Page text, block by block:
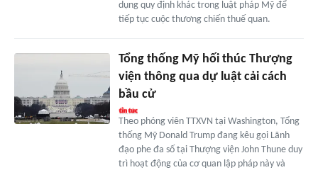
dụng quy định khác trong luật pháp Mỹ để
tiếp tục cuộc thương chiến thuế quan.
Tổng thống Mỹ hối thúc Thượng
viện thông qua dự luật cải cách
bầu cử
Theo phóng viên TTXVN tại Washington, Tổng
thống Mỹ Donald Trump đang kêu gọi Lãnh
đạo phe đa số tại Thượng viện John Thune duy
trì hoạt động của cơ quan lập pháp này và